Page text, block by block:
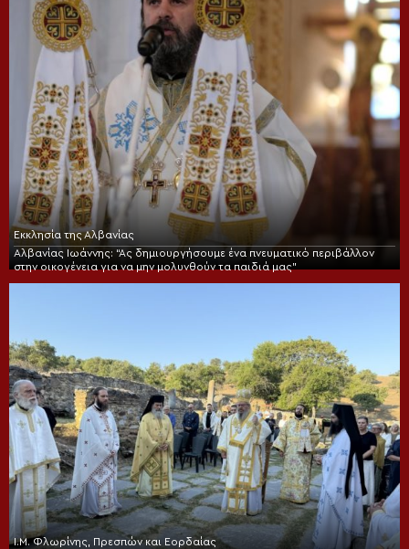
Εκκλησία της Αλβανίας
Αλβανίας Ιωάννης: “Ας δημιουργήσουμε ένα πνευματικό περιβάλλον
στην οικογένεια για να μην μολυνθούν τα παιδιά μας”
Ι.Μ. Φλωρίνης, Πρεσπών και Εορδαίας